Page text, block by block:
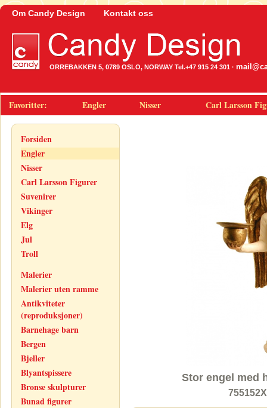
Om Candy Design Kontakt oss
ORREBAKKEN 5, 0789 OSLO, NORWAY Tel.+47 915 24 301 ·
Favoritter: Engler Nisser Carl Larsson
Forsiden
Engler
Nisser
Carl Larsson Figurer
Suvenirer
Vikinger
Elg
Jul
Troll
Malerier
Malerier uten ramme
Antikviteter
(reproduksjoner)
Barnehage barn
Bergen
Bjeller
Blyantspissere
Bronse skulpturer
Bunad figurer
Stor engel med